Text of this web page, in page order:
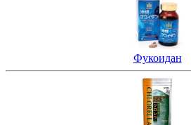
Фукоидан